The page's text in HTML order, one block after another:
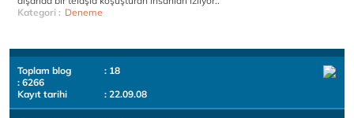
Kategori : Deneme
Toplam blog
: 18
: 6266
Kayıt tarihi
: 22.09.08